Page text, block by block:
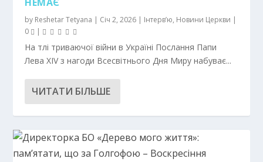
by Reshetar Tetyana | Січ 2, 2026 | Інтерв’ю, Новини Церкви |
0
|
На тлі триваючої війни в Україні Послання Папи
Лева XIV з нагоди Всесвітнього Дня Миру набуває...
ЧИТАТИ БІЛЬШЕ